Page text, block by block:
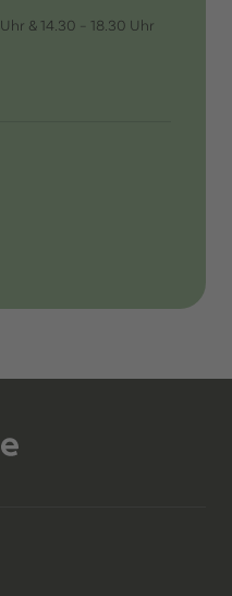
& 14.30 – 18.30 Uhr